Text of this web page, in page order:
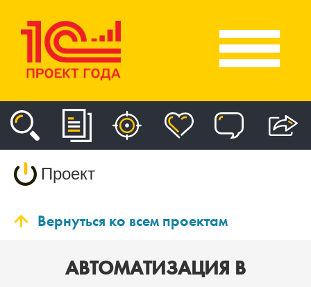
Проект
Вернуться ко всем проектам
АВТОМАТИЗАЦИЯ В